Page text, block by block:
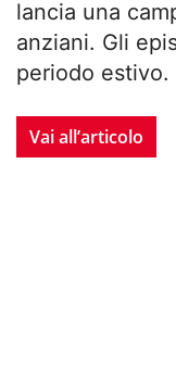
lancia una
anziani. Gli
periodo estivo.
Vai all’articolo